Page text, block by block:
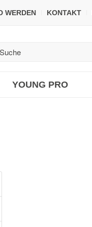
WERDEN KONTAKT
YOUNG PRO